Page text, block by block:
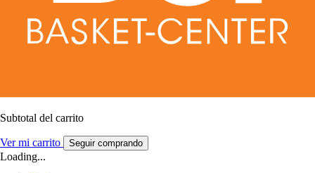
Subtotal del carrito
Ver mi carrito Seguir comprando
Loading...